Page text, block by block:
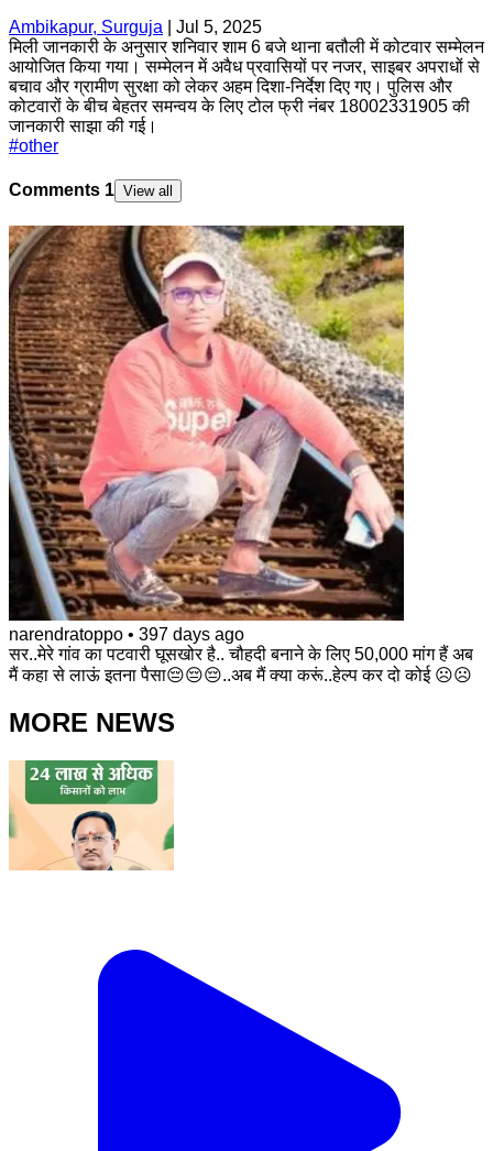
Ambikapur, Surguja
Jul 5, 2025
मिली जानकारी के अनुसार शनिवार शाम 6 बजे थाना बतौली में कोटवार सम्मेलन
आयोजित किया गया। सम्मेलन में अवैध प्रवासियों पर नजर, साइबर अपराधों से
बचाव और ग्रामीण सुरक्षा को लेकर अहम दिशा-निर्देश दिए गए। पुलिस और
कोटवारों के बीच बेहतर समन्वय के लिए टोल फ्री नंबर 18002331905 की
जानकारी साझा की गई।
#other
Comments 1 View all
narendratoppo • 397 days ago
सर..मेरे गांव का पटवारी घूसखोर है.. चौहदी बनाने के लिए 50,000 मांग हैं अब
मैं कहा से लाऊं इतना पैसा😔😔😔..अब मैं क्या करूं..हेल्प कर दो कोई ☹️☹️
MORE NEWS